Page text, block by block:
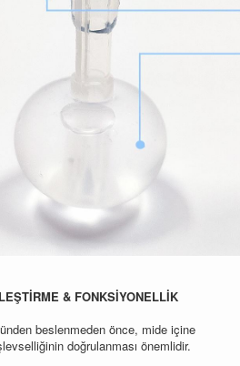
& FONKSİYONELLİK
beslenmeden önce, mide içine
doğrulanması önemlidir.